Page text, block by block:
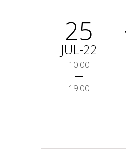
25
JUL-22
10:00
19:00